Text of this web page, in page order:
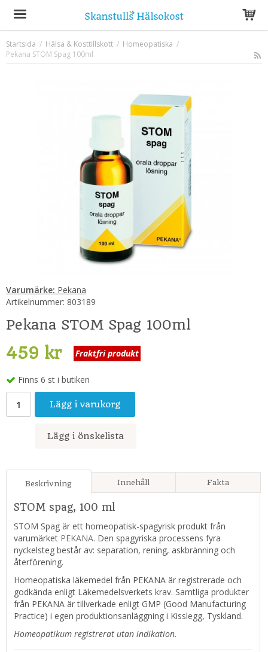
Produkten har blivit tillagd i varukorgen
Startsida / Hälsa & Kosttillskott / Homeopatiska /
Pekana STOM Spag 100ml
Varumärke: Pekana
Artikelnummer: 803189
Pekana STOM Spag 100ml
459 kr Fraktfri produkt
Finns 6 st i butiken
Lägg i varukorg
Lägg i önskelista
Beskrivning Innehåll Fakta
STOM spag, 100 ml
STOM Spag är ett homeopatisk-spagyrisk produkt från
varumärket PEKANA. Den spagyriska processens fyra
nyckelsteg består av: separation, rening, askbränning och
återförening.
Homeopatiska läkemedel från PEKANA är registrerade och
godkända enligt Läkemedelsverkets krav. Samtliga produkter
från PEKANA är tillverkade enligt GMP (Good Manufacturing
Practice) i egen produktionsanläggning i Kisslegg, Tyskland.
Homeopatikum registrerat utan indikation.